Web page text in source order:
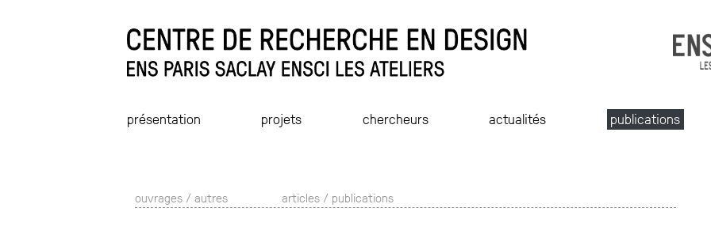
présentation projets chercheurs actualités publications
ouvrages / autres articles / publications